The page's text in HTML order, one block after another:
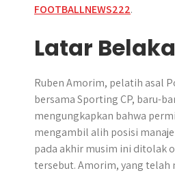
FOOTBALLNEWS222.
Latar
Ruben Amorim, pelatih asal
bersama Sporting CP, baru-
mengungkapkan bahwa
mengambil alih posisi
pada akhir musim ini ditolak
tersebut. Amorim, yang